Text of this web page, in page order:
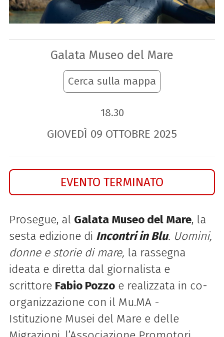
Galata Museo del Mare
Cerca sulla mappa
18.30
GIOVEDÌ 09 OTTOBRE 2025
EVENTO TERMINATO
Prosegue, al Galata Museo del Mare, la
sesta edizione di Incontri in Blu. Uomini,
donne e storie di mare, la rassegna
ideata e diretta dal giornalista e
scrittore Fabio Pozzo e realizzata in co-
organizzazione con il Mu.MA -
Istituzione Musei del Mare e delle